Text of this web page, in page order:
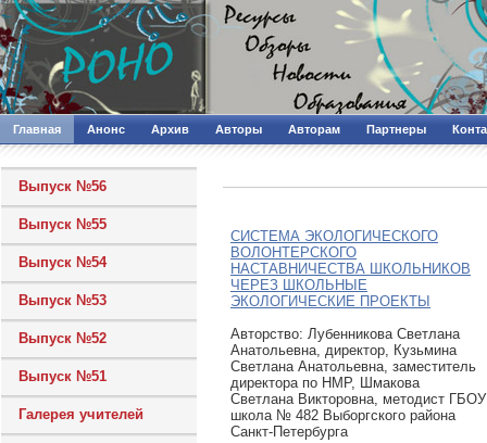
Главная Анонс Архив Авторы Авторам Партнеры
Выпуск №56
Выпуск №55
Выпуск №54
Выпуск №53
Выпуск №52
Выпуск №51
Галерея учителей
СИСТЕМА ЭКОЛОГИЧЕСКОГО
ВОЛОНТЕРСКОГО
НАСТАВНИЧЕСТВА ШКОЛЬНИКОВ
ЧЕРЕЗ ШКОЛЬНЫЕ
ЭКОЛОГИЧЕСКИЕ ПРОЕКТЫ
Авторcтво: Лубенникова Светлана
Анатольевна, директор, Кузьмина
Светлана Анатольевна, заместитель
директора по НМР, Шмакова
Светлана Викторовна, методист ГБОУ
школа № 482 Выборгского района
Санкт-Петербурга